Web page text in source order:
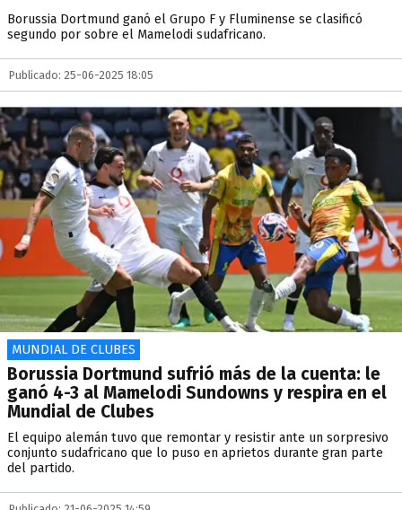
Borussia Dortmund ganó el Grupo F y Fluminense se clasificó
segundo por sobre el Mamelodi sudafricano.
Publicado: 25-06-2025 18:05
MUNDIAL DE CLUBES
Borussia Dortmund sufrió más de la cuenta: le
ganó 4-3 al Mamelodi Sundowns y respira en el
Mundial de Clubes
El equipo alemán tuvo que remontar y resistir ante un sorpresivo
conjunto sudafricano que lo puso en aprietos durante gran parte
del partido.